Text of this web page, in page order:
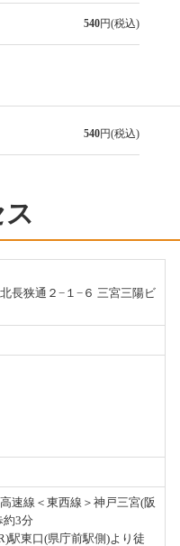
540円(税込)
540円(税込)
ス
長狭通２−１−６ 三宮三陽ビ
速線＜東西線＞神戸三宮(阪
約3分
駅東口(県庁前駅側)より徒